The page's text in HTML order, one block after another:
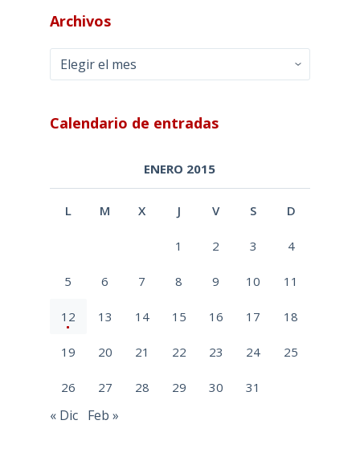
Archivos
Archivos
Calendario de entradas
ENERO 2015
L M X J V S D
1 2 3 4
5 6 7 8 9 10 11
12 13 14 15 16 17 18
19 20 21 22 23 24 25
26 27 28 29 30 31
« Dic Feb »